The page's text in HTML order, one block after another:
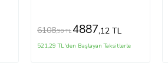
6108,90 TL4887,12 TL
521,29 TL'den Başlayan Taksitlerle